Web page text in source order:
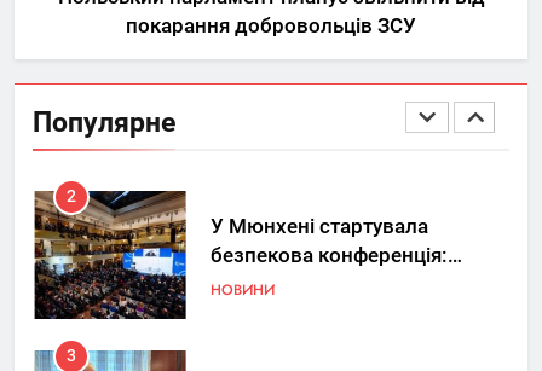
покарання добровольців ЗСУ
Популярне
вдосконалювати Patriot,
передаючи дані про удари РФ
2
У Мюнхені стартувала
безпекова конференція:
Україна знову у фокусі світу
НОВИНИ
3